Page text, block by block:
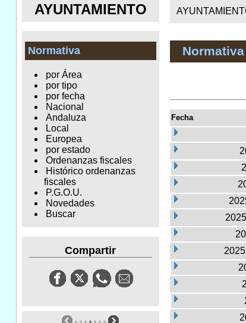
AYUNTAMIENTO
Normativa
por Área
por tipo
por fecha
Nacional
Andaluza
Local
Europea
por estado
Ordenanzas fiscales
Histórico ordenanzas
fiscales
P.G.O.U.
Novedades
Buscar
Compartir
Normativa
Fecha